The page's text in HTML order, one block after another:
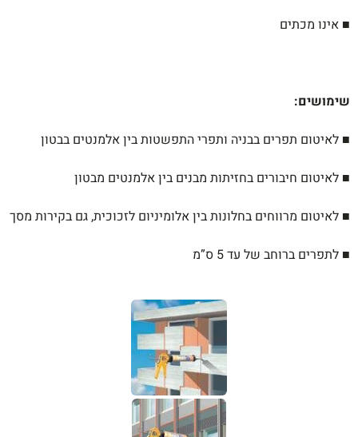
■ אינו מכתים
שימושים:
■ לאיטום תפרים בבניה ותפרי התפשטות בין אלמנטים בבטון
■ לאיטום חיבורים בחזיתות מבנים בין אלמנטים מבטון
■ לאיטום מרווחים בחלונות בין אלומיניום לזכוכית, גם בקירות מסך
■ לתפרים ברוחב של עד 5 ס”מ